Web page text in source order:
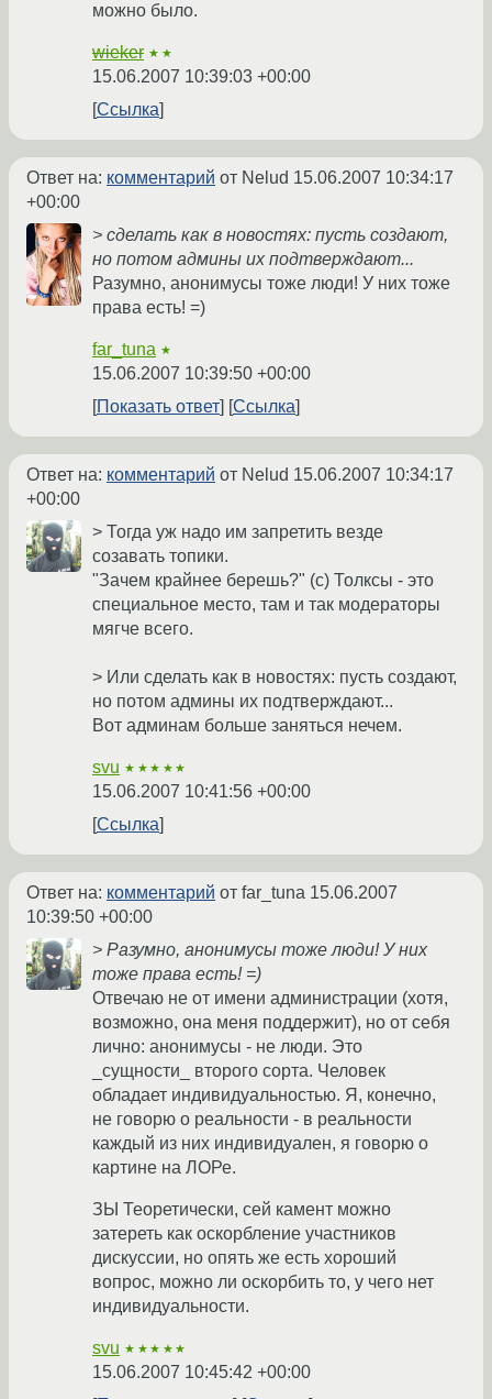
можно было.
wieker ★★
15.06.2007 10:39:03 +00:00
Ссылка
Ответ на: комментарий от Nelud 15.06.2007 10:34:17
+00:00
> сделать как в новостях: пусть создают,
но потом админы их подтверждают...
Разумно, анонимусы тоже люди! У них тоже
права есть! =)
far_tuna ★
15.06.2007 10:39:50 +00:00
Показать ответ
Ссылка
Ответ на: комментарий от Nelud 15.06.2007 10:34:17
+00:00
> Тогда уж надо им запретить везде
созавать топики.
"Зачем крайнее берешь?" (с) Толксы - это
специальное место, там и так модераторы
мягче всего.
> Или сделать как в новостях: пусть создают,
но потом админы их подтверждают...
Вот админам больше заняться нечем.
svu ★★★★★
15.06.2007 10:41:56 +00:00
Ссылка
Ответ на: комментарий от far_tuna 15.06.2007
10:39:50 +00:00
> Разумно, анонимусы тоже люди! У них
тоже права есть! =)
Отвечаю не от имени администрации (хотя,
возможно, она меня поддержит), но от себя
лично: анонимусы - не люди. Это
_сущности_ второго сорта. Человек
обладает индивидуальностью. Я, конечно,
не говорю о реальности - в реальности
каждый из них индивидуален, я говорю о
картине на ЛОРе.
ЗЫ Теоретически, сей камент можно
затереть как оскорбление участников
дискуссии, но опять же есть хороший
вопрос, можно ли оскорбить то, у чего нет
индивидуальности.
svu ★★★★★
15.06.2007 10:45:42 +00:00